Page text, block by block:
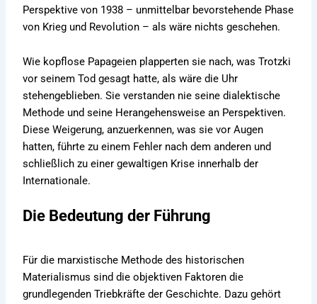
Perspektive von 1938 – unmittelbar bevorstehende Phase
von Krieg und Revolution – als wäre nichts geschehen.
Wie kopflose Papageien plapperten sie nach, was Trotzki
vor seinem Tod gesagt hatte, als wäre die Uhr
stehengeblieben. Sie verstanden nie seine dialektische
Methode und seine Herangehensweise an Perspektiven.
Diese Weigerung, anzuerkennen, was sie vor Augen
hatten, führte zu einem Fehler nach dem anderen und
schließlich zu einer gewaltigen Krise innerhalb der
Internationale.
Die Bedeutung der Führung
Für die marxistische Methode des historischen
Materialismus sind die objektiven Faktoren die
grundlegenden Triebkräfte der Geschichte. Dazu gehört